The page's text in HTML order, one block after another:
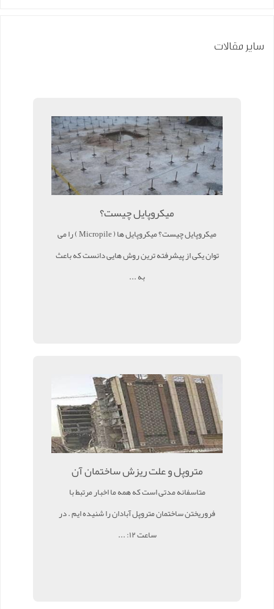
سایر مقالات
میکروپایل چیست؟
میکروپایل چیست؟ میکروپایل ها ( Micropile ) را می
توان یکی از پیشرفته ترین روش هایی دانست که باعث
به ...
متروپل و علت ریزش ساختمان آن
متاسفانه مدتی است که همه ما اخبار مرتبط با
فروریختن ساختمان متروپل آبادان را شنیده ایم . در
ساعت ۱۲: ...